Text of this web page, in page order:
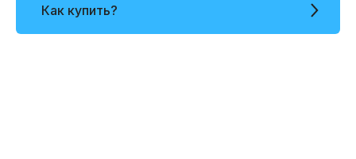
Как купить?